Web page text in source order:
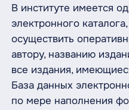
В институте имеется
электронного
осуществить
автору, названию
все издания,
База данных
по мере наполнения